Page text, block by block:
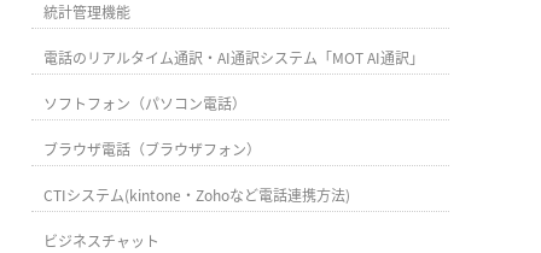
統計管理機能
電話のリアルタイム通訳・AI通訳システム「MOT AI通訳」
ソフトフォン（パソコン電話）
ブラウザ電話（ブラウザフォン）
CTIシステム(kintone・Zohoなど電話連携方法)
ビジネスチャット